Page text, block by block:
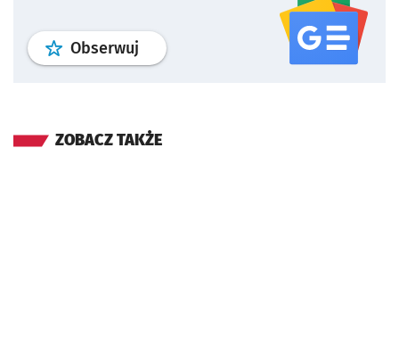
Obserwuj profil serwisu
ZOBACZ TAKŻE